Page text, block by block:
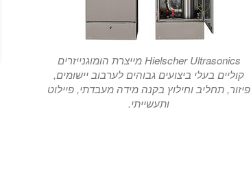
Hielscher Ultrasonics מייצרת הומוגנייזרים
קוליים בעלי ביצועים גבוהים לערבוב יישומים,
פיזור, תחליב וחילוץ בקנה מידה מעבדתי, פיילוט
ותעשייתי.